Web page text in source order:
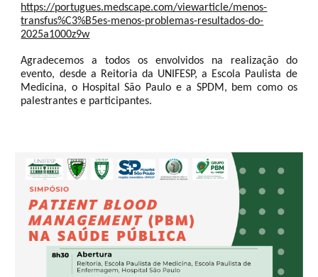
https://portugues.medscape.com/viewarticle/menos-
transfus%C3%B5es-menos-problemas-resultados-do-
2025a1000z9w
Agradecemos a todos os envolvidos na realização do
evento, desde a Reitoria da UNIFESP, a Escola Paulista de
Medicina, o Hospital São Paulo e a SPDM, bem como os
palestrantes e participantes.